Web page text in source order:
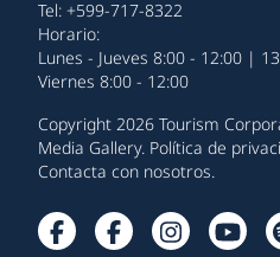
Tel: +599-717-8322
Horario:
Lunes - Jueves 8:00 - 12:00 |
Viernes 8:00 - 12:00
Copyright 2026 Tourism
Media Gallery. Política de
Contacta con nosotros.